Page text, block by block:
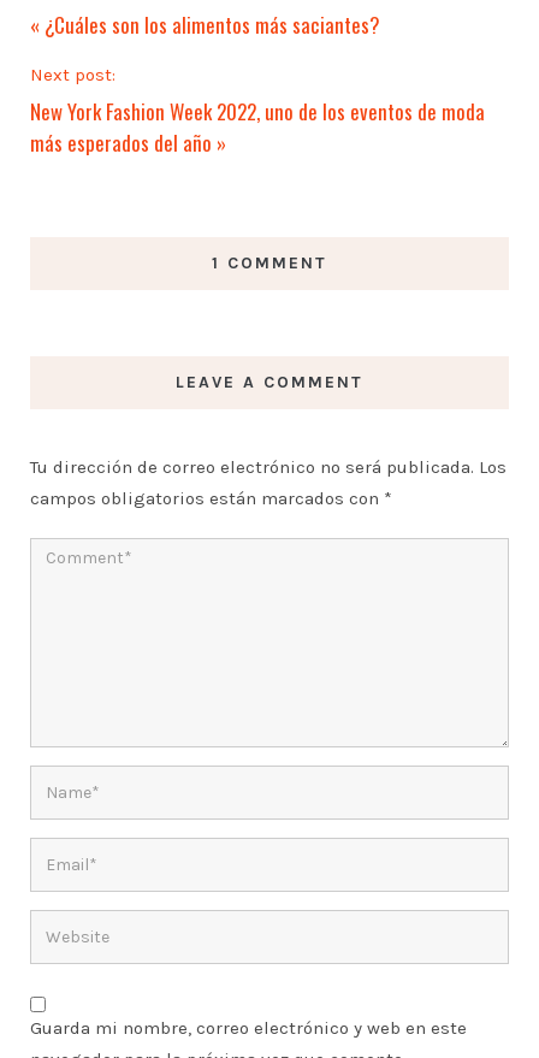
« ¿Cuáles son los alimentos más saciantes?
Next post:
New York Fashion Week 2022, uno de los eventos de moda
más esperados del año »
1 COMMENT
LEAVE A COMMENT
Tu dirección de correo electrónico no será publicada. Los
campos obligatorios están marcados con *
Guarda mi nombre, correo electrónico y web en este